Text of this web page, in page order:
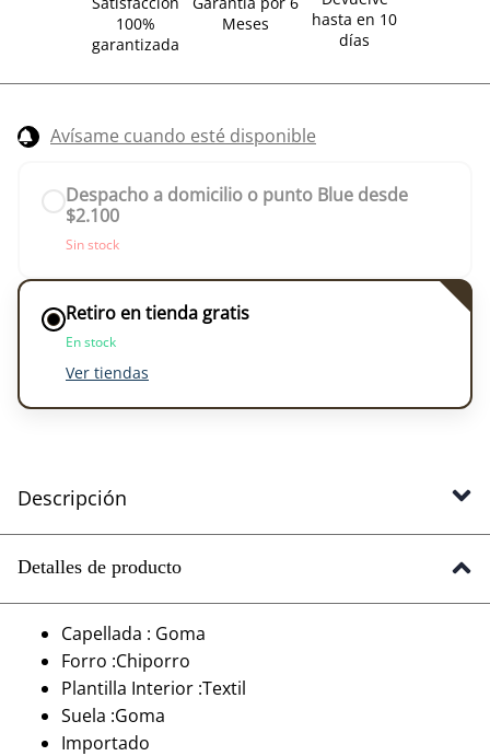
100%
garantizada
Meses
hasta en 10
días
Avísame cuando esté disponible
Despacho a domicilio o punto Blue desde
$2.100
Sin stock
Retiro en tienda gratis
En stock
Ver tiendas
Descripción
Detalles de producto
Capellada : Goma
Forro :Chiporro
Plantilla Interior :Textil
Suela :Goma
Importado